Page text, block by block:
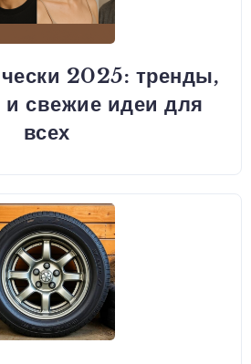
2025: тренды,
и свежие идеи для
всех